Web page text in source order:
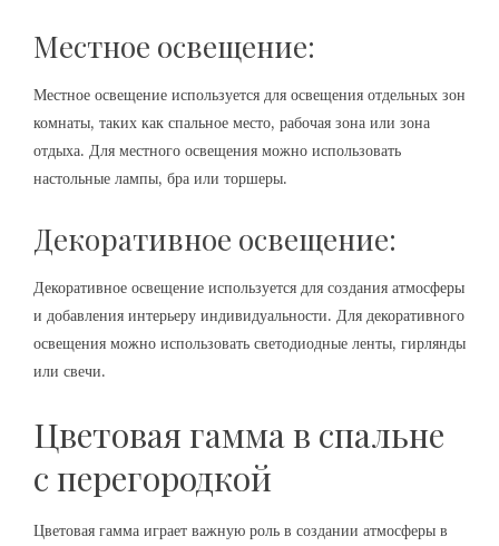
Местное освещение:
Местное освещение используется для освещения отдельных зон
комнаты, таких как спальное место, рабочая зона или зона
отдыха. Для местного освещения можно использовать
настольные лампы, бра или торшеры.
Декоративное освещение:
Декоративное освещение используется для создания атмосферы
и добавления интерьеру индивидуальности. Для декоративного
освещения можно использовать светодиодные ленты, гирлянды
или свечи.
Цветовая гамма в спальне
с перегородкой
Цветовая гамма играет важную роль в создании атмосферы в